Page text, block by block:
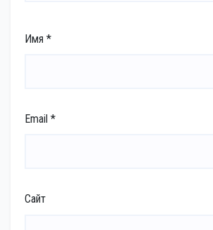
Имя *
Email *
Сайт